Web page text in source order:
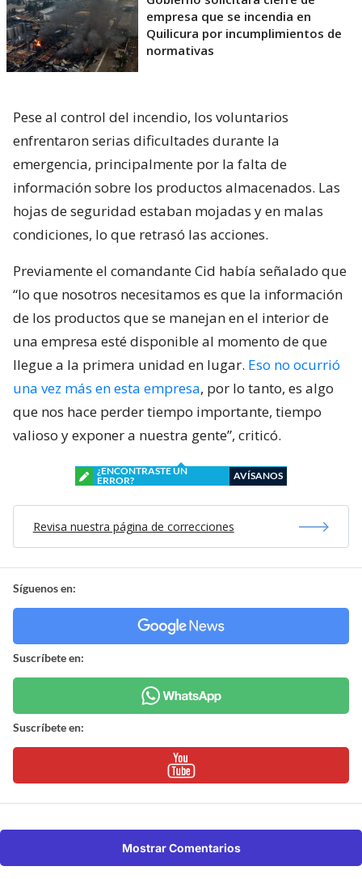
empresa que se incendia en
Quilicura por incumplimientos de
normativas
Pese al control del incendio, los voluntarios
enfrentaron serias dificultades durante la
emergencia, principalmente por la falta de
información sobre los productos almacenados. Las
hojas de seguridad estaban mojadas y en malas
condiciones, lo que retrasó las acciones.
Previamente el comandante Cid había señalado que
“lo que nosotros necesitamos es que la información
de los productos que se manejan en el interior de
una empresa esté disponible al momento de que
llegue a la primera unidad en lugar. Eso no ocurrió
una vez más en esta empresa, por lo tanto, es algo
que nos hace perder tiempo importante, tiempo
valioso y exponer a nuestra gente”, criticó.
¿ENCONTRASTE UN
ERROR?
AVÍSANOS
Revisa nuestra página de correcciones
Síguenos en:
Suscríbete en:
Suscríbete en:
Mostrar Comentarios